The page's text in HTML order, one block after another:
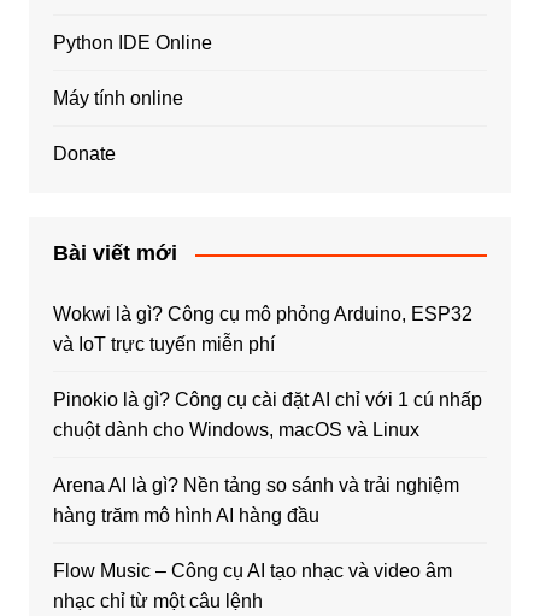
Python IDE Online
Máy tính online
Donate
Bài viết mới
Wokwi là gì? Công cụ mô phỏng Arduino, ESP32
và IoT trực tuyến miễn phí
Pinokio là gì? Công cụ cài đặt AI chỉ với 1 cú nhấp
chuột dành cho Windows, macOS và Linux
Arena AI là gì? Nền tảng so sánh và trải nghiệm
hàng trăm mô hình AI hàng đầu
Flow Music – Công cụ AI tạo nhạc và video âm
nhạc chỉ từ một câu lệnh